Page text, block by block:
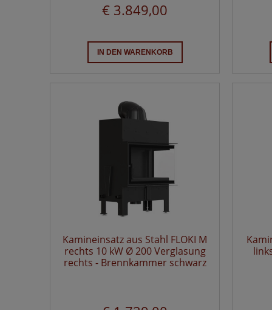
€ 3.849,00
IN DEN WARENKORB
Kamineinsatz aus Stahl FLOKI M
rechts 10 kW Ø 200 Verglasung
rechts - Brennkammer schwarz